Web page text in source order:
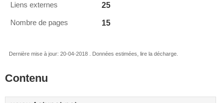
Liens externes 25
Nombre de pages 15
Dernière mise à jour: 20-04-2018 . Données estimées, lire la décharge.
Contenu